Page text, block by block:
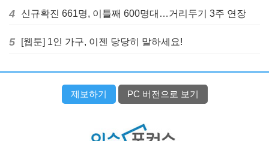
4 신규확진 661명, 이틀째 600명대…거리두기 3주 연장
5 [웹툰] 1인 가구, 이젠 당당히 말하세요!
제보하기 PC 버전으로 보기